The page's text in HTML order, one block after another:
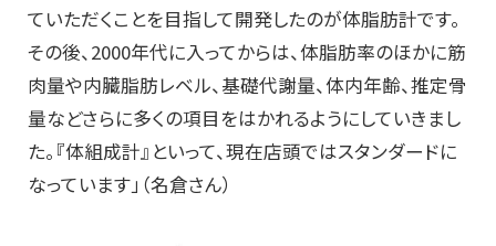
ていただくことを目指して開発したのが体脂肪計です。
その後、2000年代に入ってからは、体脂肪率のほかに筋
肉量や内臓脂肪レベル、基礎代謝量、体内年齢、推定骨
量などさらに多くの項目をはかれるようにしていきまし
た。『体組成計』といって、現在店頭ではスタンダードに
なっています」（名倉さん）